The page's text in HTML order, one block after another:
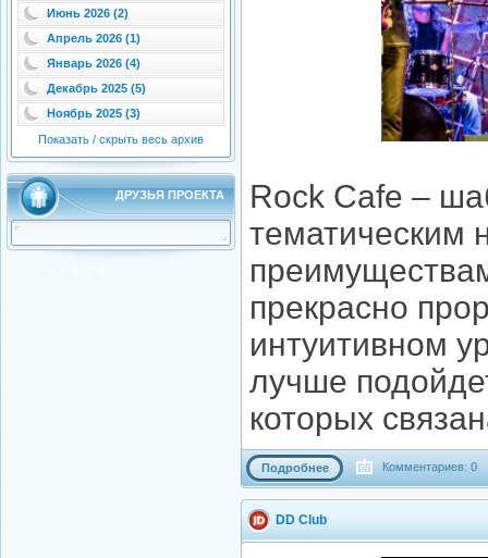
Июнь 2026 (2)
Апрель 2026 (1)
Январь 2026 (4)
Декабрь 2025 (5)
Ноябрь 2025 (3)
Показать / скрыть весь архив
ДРУЗЬЯ ПРОЕКТА
Rock Cafe –
тематическим
прекрасно
интуитивном
лучше
которых
Подробнее Комментариев: 0
DD Club